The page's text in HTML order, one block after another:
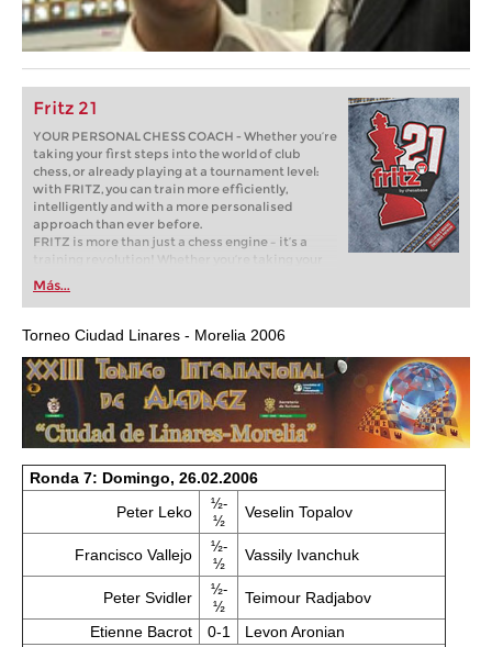
Fritz 21
YOUR PERSONAL CHESS COACH - Whether you’re
taking your first steps into the world of club
chess, or already playing at a tournament level:
with FRITZ, you can train more efficiently,
intelligently and with a more personalised
approach than ever before.
FRITZ is more than just a chess engine – it’s a
training revolution! Whether you’re taking your
first steps into the world of club chess, or already
playing at a tournament level: with FRITZ, you can
train more efficiently, intelligently and with a
more personalised approach than ever before.
Más...
Torneo Ciudad Linares - Morelia 2006
Ronda 7: Domingo, 26.02.2006
Peter Leko
½-
½
Veselin Topalov
Francisco Vallejo
½-
½
Vassily Ivanchuk
Peter Svidler
½-
½
Teimour Radjabov
Etienne Bacrot
0-1
Levon Aronian